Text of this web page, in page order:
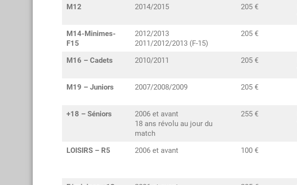
M12
2014/2015 205 €
M14-Minimes-
F15
2012/2013
2011/2012/2013 (F-15)
205 €
M16 – Cadets
2010/2011 205 €
M19 – Juniors
2007/2008/2009 205 €
+18 – Séniors
2006 et avant
18 ans révolu au jour du
match
255 €
LOISIRS – R5 2006 et avant 100 €